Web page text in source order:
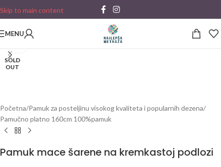
Skip to main content
MENU
SOLD
OUT
Početna/Pamuk za posteljinu visokog kvaliteta i popularnih dezena/
Pamučno platno 160cm 100%pamuk
Pamuk mace šarene na kremkastoj podlozi